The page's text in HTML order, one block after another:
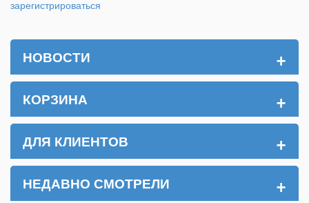
зарегистрироваться
НОВОСТИ +
КОРЗИНА +
ДЛЯ КЛИЕНТОВ +
НЕДАВНО СМОТРЕЛИ +